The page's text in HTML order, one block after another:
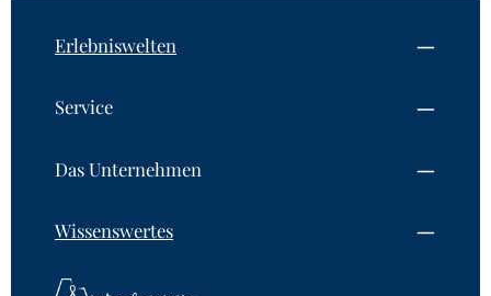
Erlebniswelten
Service
Das Unternehmen
Wissenswertes